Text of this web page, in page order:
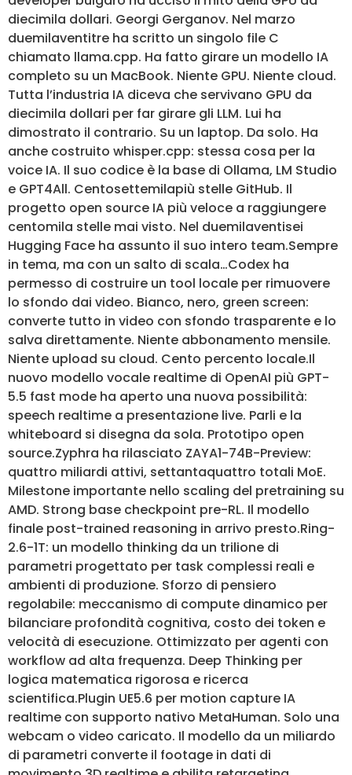
diecimila dollari. Georgi Gerganov. Nel marzo
duemilaventitre ha scritto un singolo file C
chiamato llama.cpp. Ha fatto girare un modello IA
completo su un MacBook. Niente GPU. Niente cloud.
Tutta l’industria IA diceva che servivano GPU da
diecimila dollari per far girare gli LLM. Lui ha
dimostrato il contrario. Su un laptop. Da solo. Ha
anche costruito whisper.cpp: stessa cosa per la
voice IA. Il suo codice è la base di Ollama, LM Studio
e GPT4All. Centosettemilapiù stelle GitHub. Il
progetto open source IA più veloce a raggiungere
centomila stelle mai visto. Nel duemilaventisei
Hugging Face ha assunto il suo intero team.Sempre
in tema, ma con un salto di scala…Codex ha
permesso di costruire un tool locale per rimuovere
lo sfondo dai video. Bianco, nero, green screen:
converte tutto in video con sfondo trasparente e lo
salva direttamente. Niente abbonamento mensile.
Niente upload su cloud. Cento percento locale.Il
nuovo modello vocale realtime di OpenAI più GPT-
5.5 fast mode ha aperto una nuova possibilità:
speech realtime a presentazione live. Parli e la
whiteboard si disegna da sola. Prototipo open
source.Zyphra ha rilasciato ZAYA1-74B-Preview:
quattro miliardi attivi, settantaquattro totali MoE.
Milestone importante nello scaling del pretraining su
AMD. Strong base checkpoint pre-RL. Il modello
finale post-trained reasoning in arrivo presto.Ring-
2.6-1T: un modello thinking da un trilione di
parametri progettato per task complessi reali e
ambienti di produzione. Sforzo di pensiero
regolabile: meccanismo di compute dinamico per
bilanciare profondità cognitiva, costo dei token e
velocità di esecuzione. Ottimizzato per agenti con
workflow ad alta frequenza. Deep Thinking per
logica matematica rigorosa e ricerca
scientifica.Plugin UE5.6 per motion capture IA
realtime con supporto nativo MetaHuman. Solo una
webcam o video caricato. Il modello da un miliardo
di parametri converte il footage in dati di